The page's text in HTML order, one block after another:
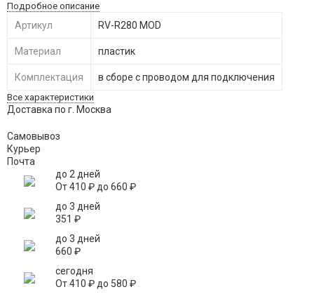
Подробное описание
Артикул RV-R280 MOD
Материал пластик
Комплектация в сборе с проводом для подключения
Все характеристики
Доставка по г. Москва
Самовывоз
Курьер
Почта
до 2 дней
От 410 ₽ до 660 ₽
до 3 дней
351 ₽
до 3 дней
660 ₽
сегодня
От 410 ₽ до 580 ₽